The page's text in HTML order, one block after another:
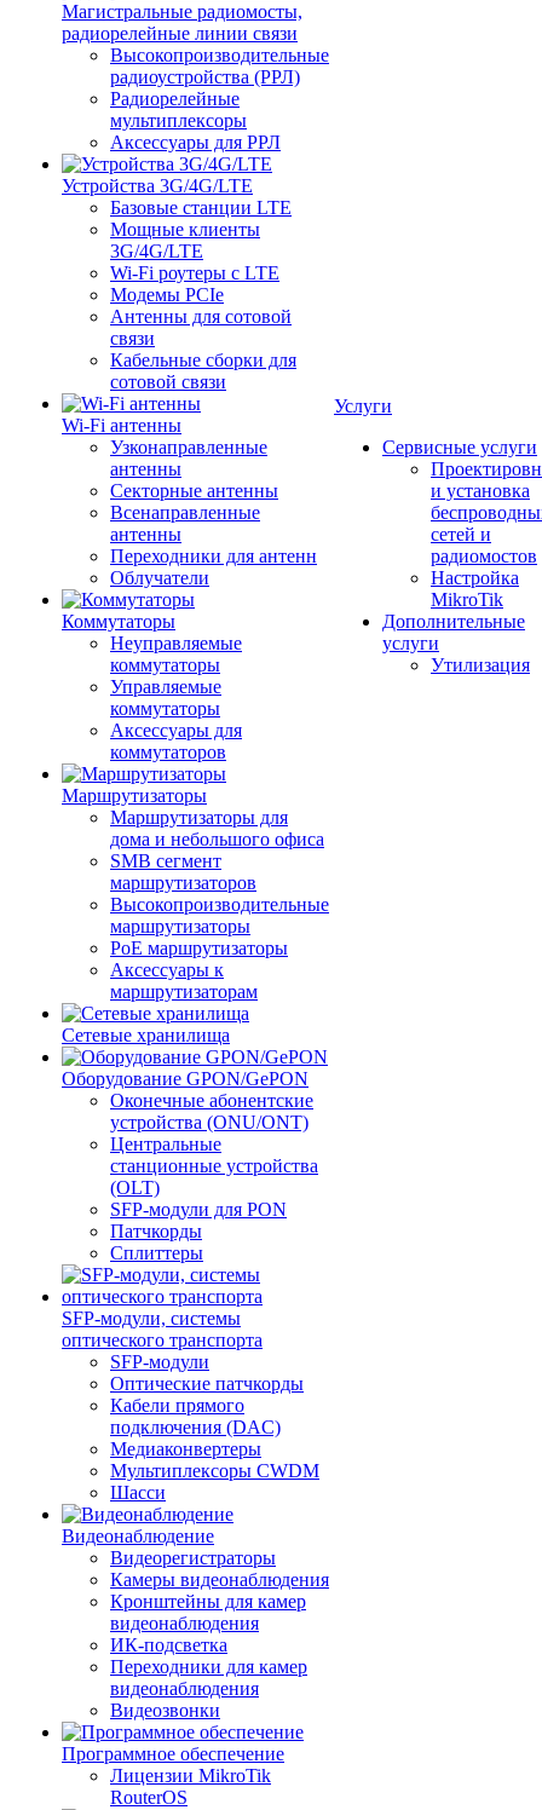
Магистральные радиомосты,
радиорелейные линии связи
Высокопроизводительные
радиоустройства (РРЛ)
Радиорелейные
мультиплексоры
Аксессуары для РРЛ
Устройства 3G/4G/LTE
Базовые станции LTE
Мощные клиенты
3G/4G/LTE
Wi-Fi роутеры с LTE
Модемы PCIe
Антенны для сотовой
связи
Кабельные сборки для
сотовой связи
Wi-Fi антенны
Узконаправленные
антенны
Секторные антенны
Всенаправленные
антенны
Переходники для антенн
Облучатели
Коммутаторы
Неуправляемые
коммутаторы
Управляемые
коммутаторы
Аксессуары для
коммутаторов
Маршрутизаторы
Маршрутизаторы для
дома и небольшого офиса
SMB сегмент
маршрутизаторов
Высокопроизводительные
маршрутизаторы
PoE маршрутизаторы
Аксессуары к
маршрутизаторам
Сетевые хранилища
Оборудование GPON/GePON
Оконечные абонентские
устройства (ONU/ONT)
Центральные
станционные устройства
(OLT)
SFP-модули для PON
Патчкорды
Сплиттеры
SFP-модули, системы
оптического транспорта
SFP-модули
Оптические патчкорды
Кабели прямого
подключения (DAC)
Медиаконвертеры
Мультиплексоры CWDM
Шасси
Видеонаблюдение
Видеорегистраторы
Камеры видеонаблюдения
Кронштейны для камер
видеонаблюдения
ИК-подсветка
Переходники для камер
видеонаблюдения
Видеозвонки
Программное обеспечение
Лицензии MikroTik
RouterOS
Услуги
Сервисные услуги
и установка
сетей и
радиомостов
Настройка
MikroTik
Дополнительные
услуги
Утилизация